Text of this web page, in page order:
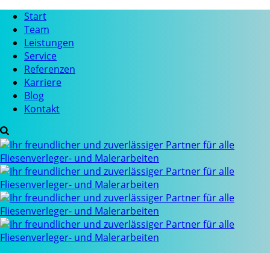
Start
Team
Leistungen
Service
Referenzen
Karriere
Blog
Kontakt